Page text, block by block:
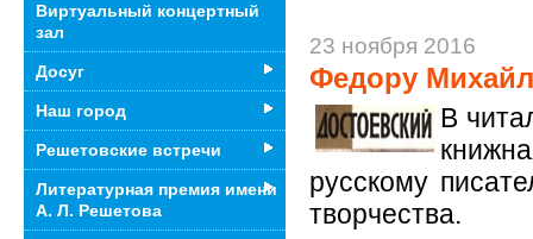
23 ноября 2016
Федору
В
русскому
творчества.
Виртуальный концертный
зал
Досуг
Наш город
Решетовские встречи
Литературная премия имени
А. Л. Решетова